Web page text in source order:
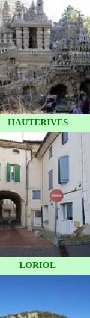
HAUTERIVES
LORIOL